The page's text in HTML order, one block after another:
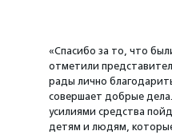
«Спасибо за то, что
отметили
рады лично
совершает добрые
усилиями средства
детям и людям,